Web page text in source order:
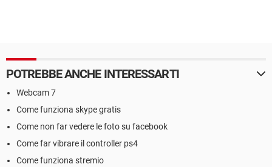
POTREBBE ANCHE INTERESSARTI
Webcam 7
Come funziona skype gratis
Come non far vedere le foto su facebook
Come far vibrare il controller ps4
Come funziona stremio